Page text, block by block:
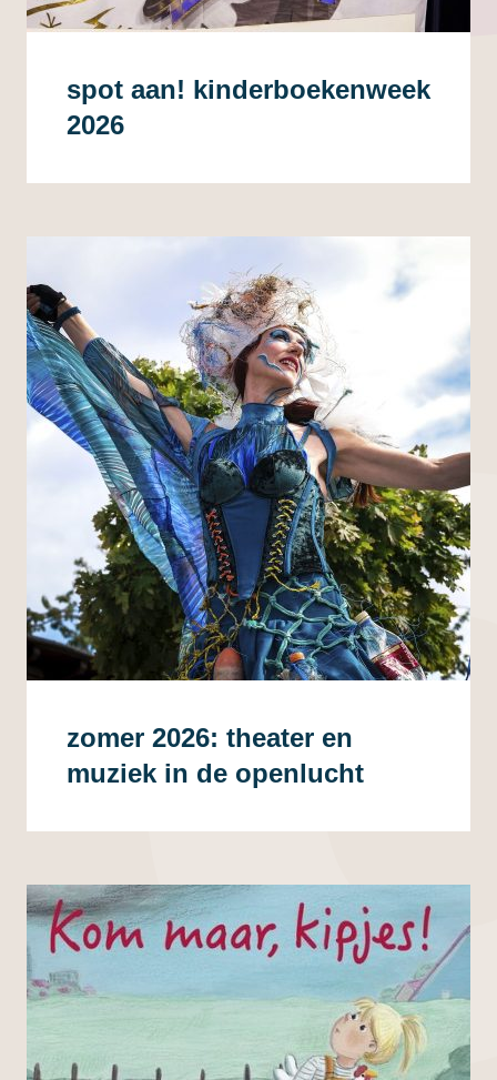
spot aan! kinderboekenweek
2026
zomer 2026: theater en
muziek in de openlucht